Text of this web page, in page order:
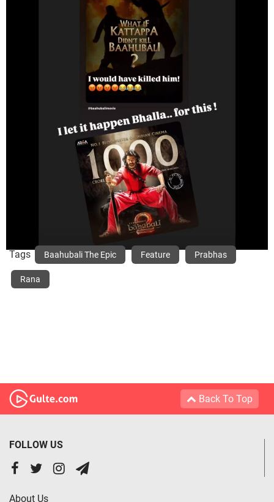
Tags Baahubali The Epic Feature Prabhas
Rana
Back To Top
FOLLOW US
About Us